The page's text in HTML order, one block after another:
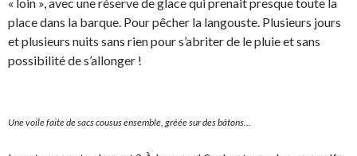
place dans la barque. Pour pêcher la langouste. Plusieurs jours
et plusieurs nuits sans rien pour s’abriter de le pluie et sans
possibilité de s’allonger !
Une voile faite de sacs cousus ensemble, gréée sur des bâtons…